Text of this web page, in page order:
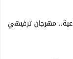
مهرجان ترفيهي